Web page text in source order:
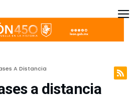
A Distancia
a distancia